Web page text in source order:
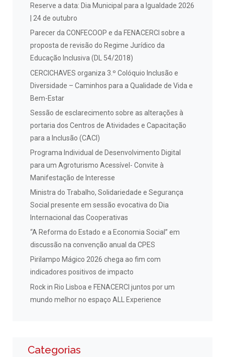
Reserve a data: Dia Municipal para a Igualdade 2026
| 24 de outubro
Parecer da CONFECOOP e da FENACERCI sobre a
proposta de revisão do Regime Jurídico da
Educação Inclusiva (DL 54/2018)
CERCICHAVES organiza 3.º Colóquio Inclusão e
Diversidade – Caminhos para a Qualidade de Vida e
Bem-Estar
Sessão de esclarecimento sobre as alterações à
portaria dos Centros de Atividades e Capacitação
para a Inclusão (CACI)
Programa Individual de Desenvolvimento Digital
para um Agroturismo Acessível- Convite à
Manifestação de Interesse
Ministra do Trabalho, Solidariedade e Segurança
Social presente em sessão evocativa do Dia
Internacional das Cooperativas
“A Reforma do Estado e a Economia Social” em
discussão na convenção anual da CPES
Pirilampo Mágico 2026 chega ao fim com
indicadores positivos de impacto
Rock in Rio Lisboa e FENACERCI juntos por um
mundo melhor no espaço ALL Experience
Categorias